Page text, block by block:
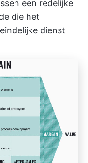
een redelijke
die het
dienst